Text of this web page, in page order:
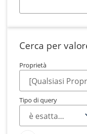
Cerca per
Proprietà
Tipo di query